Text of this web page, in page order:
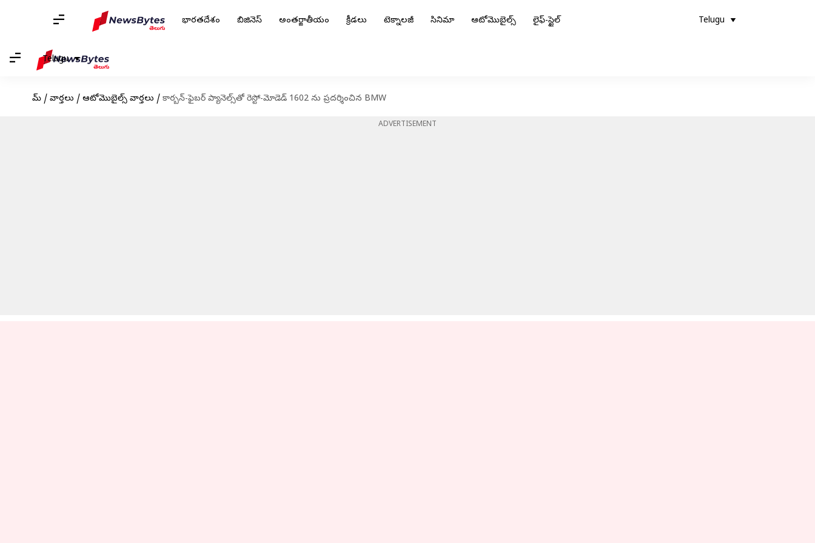
భారతదేశం బిజినెస్ అంతర్జాతీయం క్రీడలు టెక్నాలజీ సినిమా ఆటోమొబైల్స్ లైఫ్-స్టైల్ Telugu
Telugu
హోమ్ / వార్తలు / ఆటోమొబైల్స్ వార్తలు / కార్బన్-ఫైబర్ ప్యానెల్స్‌తో రెస్టో-మోడెడ్ 1602 ను ప్రదర్శించిన BMW
ADVERTISEMENT